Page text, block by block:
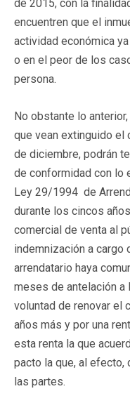
de 2015, con la
encuentren que el
actividad económica
o en el peor de los
persona.
No obstante lo
que vean extinguido el
de diciembre, podrán
de conformidad con lo
Ley 29/1994 de
durante los cincos
comercial de venta al
indemnización a cargo
arrendatario haya
meses de antelación a
voluntad de renovar el
años más y por una
esta renta la que
pacto la que, al
las partes.